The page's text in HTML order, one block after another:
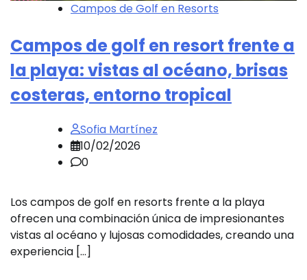
Campos de Golf en Resorts
Campos de golf en resort frente a
la playa: vistas al océano, brisas
costeras, entorno tropical
Sofia Martínez
10/02/2026
0
Los campos de golf en resorts frente a la playa
ofrecen una combinación única de impresionantes
vistas al océano y lujosas comodidades, creando una
experiencia […]